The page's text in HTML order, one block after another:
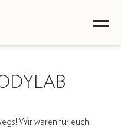
Wir waren für euch